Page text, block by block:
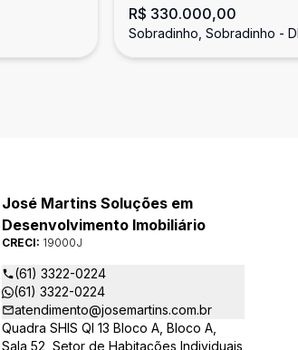
segurança e
R$ 330.000,00
Sobradinho, Sobradinho -
José Martins Soluções em
Desenvolvimento Imobiliário
CRECI: 19000J
(61) 3322-0224
(61) 3322-0224
atendimento@josemartins.com.br
Quadra SHIS QI 13 Bloco A, Bloco A,
Sala 52, Setor de Habitações Individuais